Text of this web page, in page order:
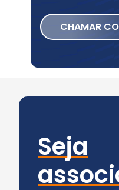
CHAMAR
Seja